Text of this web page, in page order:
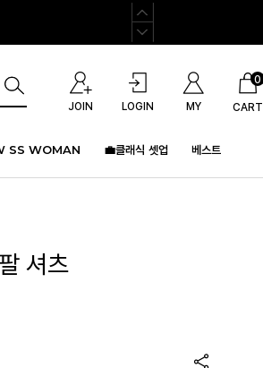
JOIN LOGIN MY CART
0
SS WOMAN 💼클래식 셋업 베스트
셔츠